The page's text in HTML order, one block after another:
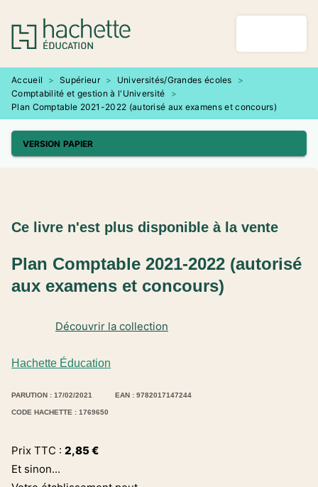
MENU RECHERCHE
PIED DE PAGE
Accueil > Supérieur > Universités/Grandes écoles
>
Comptabilité et gestion à l'Université
>
Plan Comptable 2021-2022 (autorisé aux examens et concours)
VERSION PAPIER
Hachette Éducation
Découvrir la collection
Plan Comptable 2021-2022 (autorisé
aux examens et concours)
Ce livre n'est plus disponible à la vente
PARUTION : 17/02/2021 EAN : 9782017147244
CODE HACHETTE : 1769650
Prix TTC : 2,85€
Et sinon...